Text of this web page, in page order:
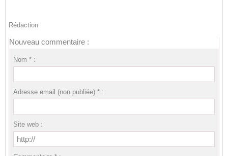
Rédaction
Nouveau commentaire :
Nom * :
Adresse email (non publiée) * :
Site web :